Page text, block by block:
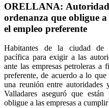
ORELLANA:
ordenanza que obligue
el empleo preferente
Habitantes de la ciudad de
pacífica para exigir a las
ante las empresas petroleras
preferente, de acuerdo a lo
una reunión entre
Valladares aseguró que
obligue a las empresas a